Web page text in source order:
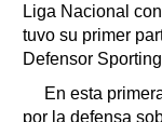
Liga Nacional
tuvo su primer
Defensor
En esta
por la defensa